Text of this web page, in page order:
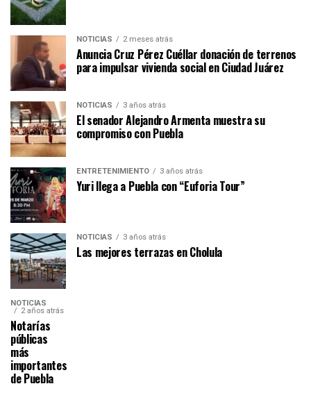
NOTICIAS 2 meses atrás
Anuncia Cruz Pérez Cuéllar donación de terrenos
para impulsar vivienda social en Ciudad Juárez
NOTICIAS 3 años atrás
El senador Alejandro Armenta muestra su
compromiso con Puebla
ENTRETENIMIENTO 3 años atrás
Yuri llega a Puebla con “Euforia Tour”
NOTICIAS 3 años atrás
Las mejores terrazas en Cholula
NOTICIAS
2 años atrás
Notarías
públicas
más
importantes
de Puebla